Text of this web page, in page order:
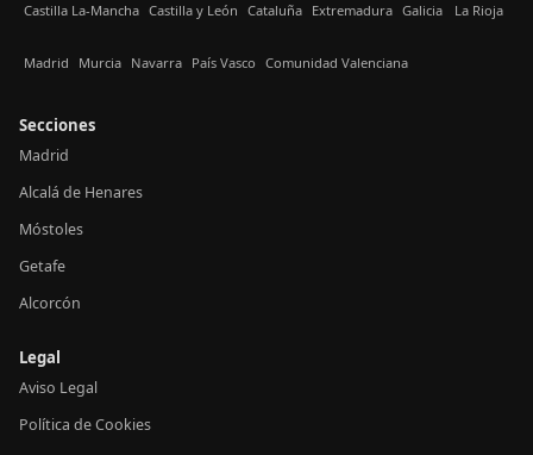
Castilla La-Mancha Castilla y León Cataluña Extremadura Galicia La Rioja
Madrid Murcia Navarra País Vasco Comunidad Valenciana
Secciones
Madrid
Alcalá de Henares
Móstoles
Getafe
Alcorcón
Legal
Aviso Legal
Política de Cookies